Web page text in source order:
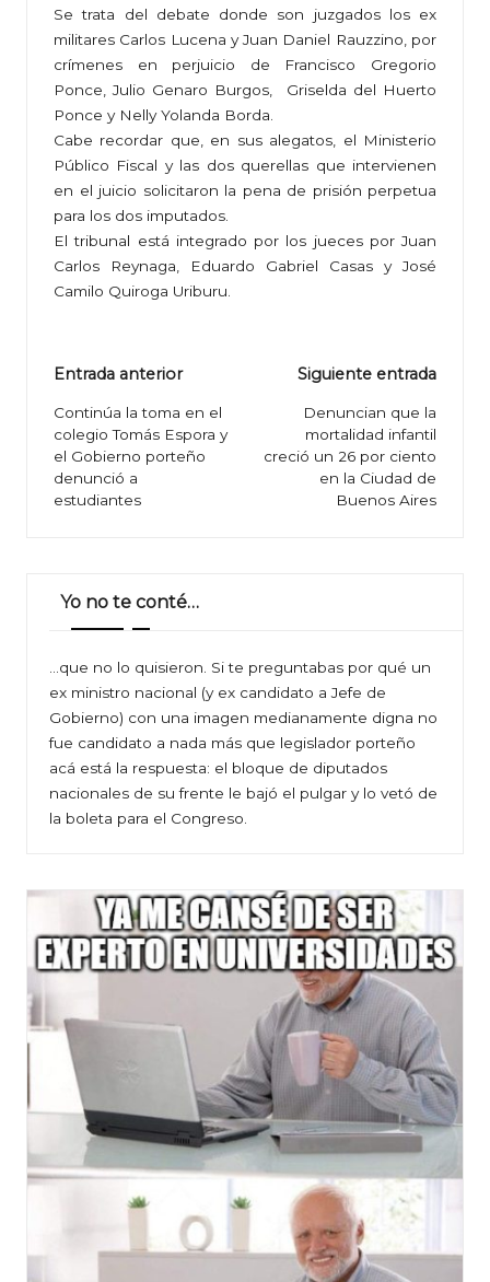
Se trata del debate donde son juzgados los ex
militares Carlos Lucena y Juan Daniel Rauzzino, por
crímenes en perjuicio de Francisco Gregorio
Ponce, Julio Genaro Burgos, Griselda del Huerto
Ponce y Nelly Yolanda Borda.
Cabe recordar que, en sus alegatos, el Ministerio
Público Fiscal y las dos querellas que intervienen
en el juicio solicitaron la pena de prisión perpetua
para los dos imputados.
El tribunal está integrado por los jueces por Juan
Carlos Reynaga, Eduardo Gabriel Casas y José
Camilo Quiroga Uriburu.
Navegación
de
entradas
Entrada anterior
Continúa la toma en el
colegio Tomás Espora y
el Gobierno porteño
denunció a
estudiantes
Siguiente entrada
Denuncian que la
mortalidad infantil
creció un 26 por ciento
en la Ciudad de
Buenos Aires
Yo no te conté…
…que no lo quisieron. Si te preguntabas por qué un
ex ministro nacional (y ex candidato a Jefe de
Gobierno) con una imagen medianamente digna no
fue candidato a nada más que legislador porteño
acá está la respuesta: el bloque de diputados
nacionales de su frente le bajó el pulgar y lo vetó de
la boleta para el Congreso.